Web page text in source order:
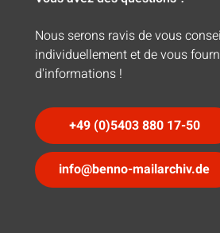
Nous serons ravis de vous
individuellement et de vous
d'informations !
+49 (0)5403 880 17-50
info@benno-mailarchiv.de